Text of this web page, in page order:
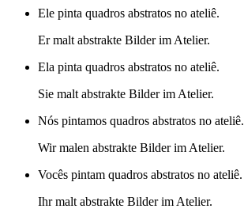
Ele pinta quadros abstratos no ateliê.
Er malt abstrakte Bilder im Atelier.
Ela pinta quadros abstratos no ateliê.
Sie malt abstrakte Bilder im Atelier.
Nós pintamos quadros abstratos no ateliê.
Wir malen abstrakte Bilder im Atelier.
Vocês pintam quadros abstratos no ateliê.
Ihr malt abstrakte Bilder im Atelier.